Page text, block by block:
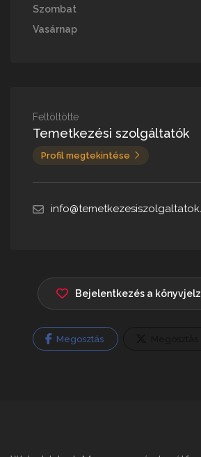
Szombat
Vasárnap
Feltöltötte
Temetkezési szolgáltatók
Profil megtekintése
Bejelentkezés a
Megosztás